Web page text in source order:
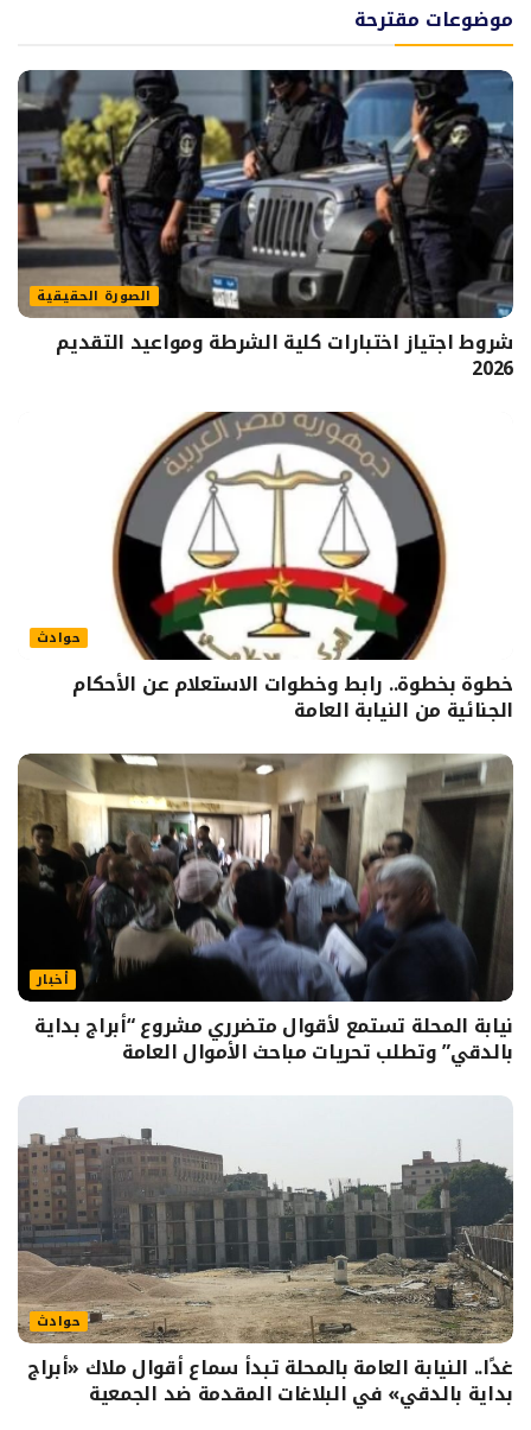
موضوعات مقترحة
الصورة الحقيقية
شروط اجتياز اختبارات كلية الشرطة ومواعيد التقديم
2026
حوادث
خطوة بخطوة.. رابط وخطوات الاستعلام عن الأحكام
الجنائية من النيابة العامة
أخبار
نيابة المحلة تستمع لأقوال متضرري مشروع “أبراج بداية
بالدقي” وتطلب تحريات مباحث الأموال العامة
حوادث
غدًا.. النيابة العامة بالمحلة تبدأ سماع أقوال ملاك «أبراج
بداية بالدقي» في البلاغات المقدمة ضد الجمعية